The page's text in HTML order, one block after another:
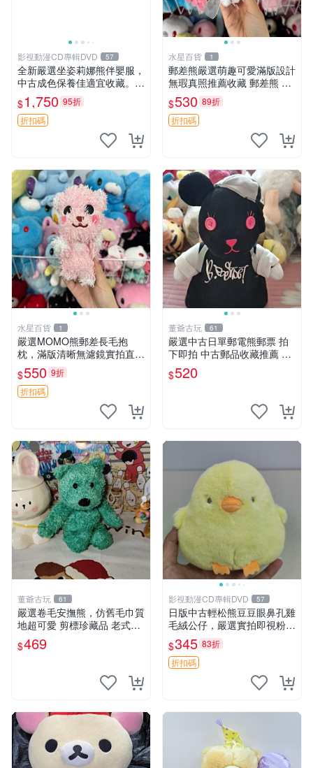
影視動漫CD專輯DVD 57
全新嚴選坐姿莉娜熊伴嬰服，
中古成色保養佳適宜收藏。無
盒子但品質完好，快速出貨。
建議入手！ 中古 玩偶 滬漫
$1,750 95折
折扣碼
水星百貨 1
郵差熊嚴選萌趣可愛滿版設計
無瑕真照推薦收藏 郵差熊 熊
抱枕 紅薯啵啵間
$530 89折
折扣碼
水星百貨 1
嚴選MOMO熊郵差長毛抱
枕，滿版清晰無濾鏡實拍直
銷。每周新品到貨，不容錯
過！ 郵差熊 長毛 抱枕
$550 9折
折扣碼
董爺古玩 61
嚴選中古日單郵電熊郵票 拍
下即拍 中古郵品收藏推薦 郵
票 郵電熊 日本
$520
董爺古玩 61
嚴選卷毛安撫熊，仿舊毛巾質
地超可愛 剪標珍藏品 老式毛
巾質地 安撫熊 款式
$469
影視動漫CD專輯DVD 57
日版中古輕松熊豆豆眼鼻孔雞
毛絨公仔，嚴選實拍即視粉絲
必買 公仔紙箱氣泡膜精心包
裝快速發貨 輕松熊 公仔 雞毛
絨
$345 83折
折扣碼